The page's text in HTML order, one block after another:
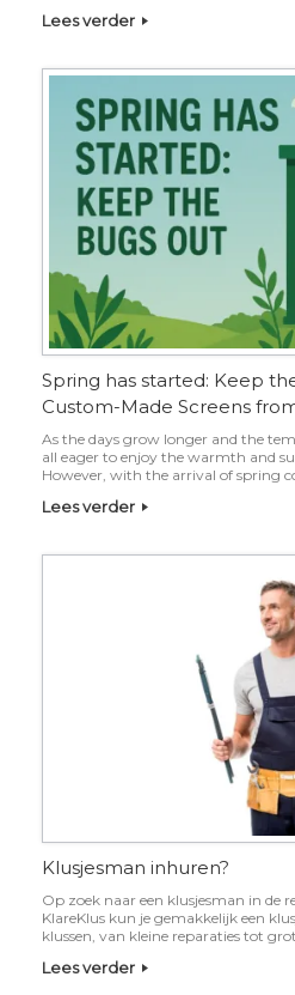
Lees verder
Spring has started: Keep
Custom-Made Screens
As the days grow longer and the
all eager to enjoy the warmth and
However, with the arrival of spring
Lees verder
Klusjesman inhuren?
Op zoek naar een klusjesman in de
KlareKlus kun je gemakkelijk een
klussen, van kleine reparaties tot
Lees verder